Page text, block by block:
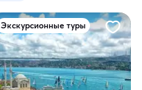
Экскурсионные туры